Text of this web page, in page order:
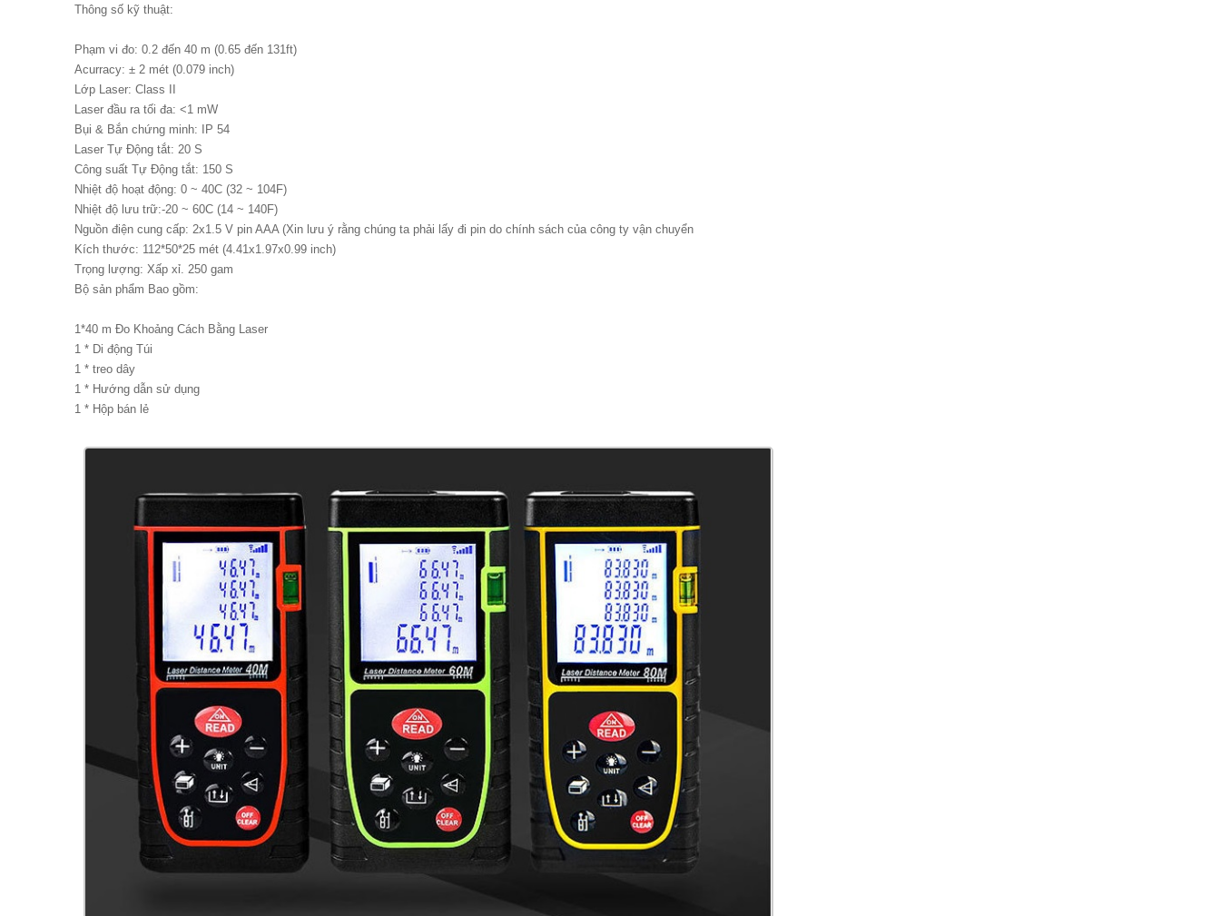
Thông số kỹ thuật:
Phạm vi đo: 0.2 đến 40 m (0.65 đến 131ft)
Acurracy: ± 2 mét (0.079 inch)
Lớp Laser: Class II
Laser đầu ra tối đa: <1 mW
Bụi & Bắn chứng minh: IP 54
Laser Tự Động tắt: 20 S
Công suất Tự Động tắt: 150 S
Nhiệt độ hoạt động: 0 ~ 40C (32 ~ 104F)
Nhiệt độ lưu trữ:-20 ~ 60C (14 ~ 140F)
Nguồn điện cung cấp: 2x1.5 V pin AAA (Xin lưu ý rằng chúng ta phải lấy đi pin do chính sách của công ty vận chuyển
Kích thước: 112*50*25 mét (4.41x1.97x0.99 inch)
Trọng lượng: Xấp xỉ. 250 gam
Bộ sản phẩm Bao gồm:
1*40 m Đo Khoảng Cách Bằng Laser
1 * Di động Túi
1 * treo dây
1 * Hướng dẫn sử dụng
1 * Hộp bán lẻ